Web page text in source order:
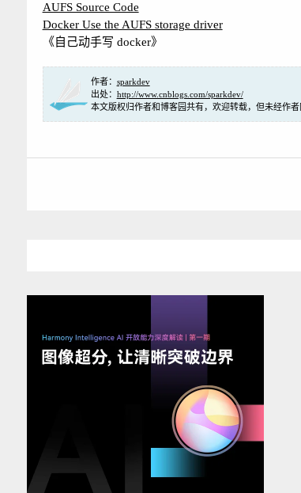
AUFS Source Code
Docker Use the AUFS storage driver
《自己动手写 docker》
作者： sparkdev
出处： http://www.cnblogs.com/sparkdev/
本文版权归作者和博客园共有，欢迎转载，但未经作